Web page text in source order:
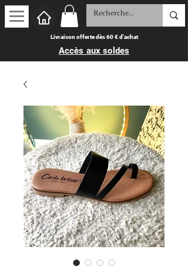
Livraison offerte dès 60 € d'achat
Accès aux soldes